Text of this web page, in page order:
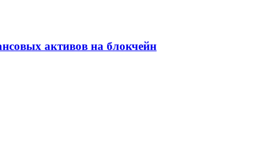
активов на блокчейн